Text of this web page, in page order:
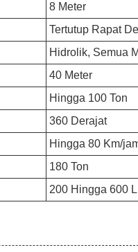
8 Meter
Tertutup Rapat
Hidrolik, Semua
40 Meter
Hingga 100 Ton
360 Derajat
Hingga 80 Km/
180 Ton
200 Hingga 600